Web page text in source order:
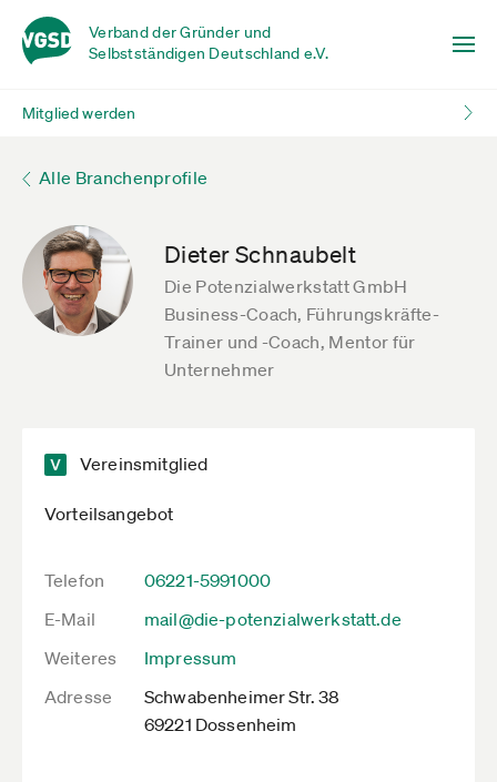
Verband der Gründer und
Selbstständigen Deutschland e.V.
Mitglied werden
Alle Branchenprofile
Dieter Schnaubelt
Die Potenzialwerkstatt GmbH
Business-Coach, Führungskräfte-
Trainer und -Coach, Mentor für
Unternehmer
Vereinsmitglied
Vorteilsangebot
Telefon
06221-5991000
E-Mail
mail@die-potenzialwerkstatt.de
Weiteres
Impressum
Adresse
Schwabenheimer Str. 38
69221 Dossenheim